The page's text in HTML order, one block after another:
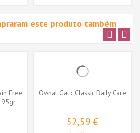
este produto também
Free
Ownat Gato Classic Daily Care
52,59 €